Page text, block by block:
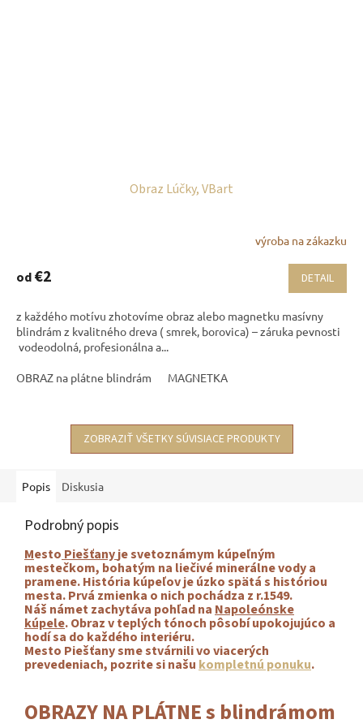
Obraz Lúčky, VBart
výroba na zákazku
od€2 DETAIL
z každého motívu zhotovíme obraz alebo magnetku masívny
blindrám z kvalitného dreva ( smrek, borovica) – záruka pevnosti
vodeodolná, profesionálna a...
OBRAZ na plátne blindrám MAGNETKA
ZOBRAZIŤ VŠETKY SÚVISIACE PRODUKTY
Popis Diskusia
Podrobný popis
Mesto Piešťanyje svetoznámym kúpeľným
mestečkom, bohatým na liečivé minerálne vody a
pramene. História kúpeľov je úzko spätá s históriou
mesta. Prvá zmienka o nich pochádza z r.1549.
Náš námet zachytáva pohľad na Napoleónske
kúpele. Obraz v teplých tónoch pôsobí upokojujúco a
hodí sa do každého interiéru.
Mesto Piešťany sme stvárnili vo viacerých
prevedeniach, pozrite si našu kompletnú ponuku.
OBRAZY NA PLÁTNE s blindrámom